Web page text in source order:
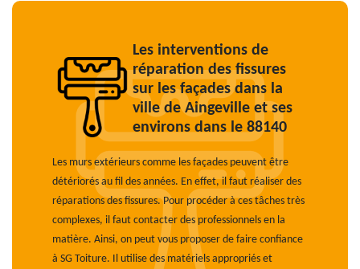
Les interventions de
réparation des fissures
sur les façades dans la
ville de Aingeville et ses
environs dans le 88140
Les murs extérieurs comme les façades peuvent être
détériorés au fil des années. En effet, il faut réaliser des
réparations des fissures. Pour procéder à ces tâches très
complexes, il faut contacter des professionnels en la
matière. Ainsi, on peut vous proposer de faire confiance
à SG Toiture. Il utilise des matériels appropriés et